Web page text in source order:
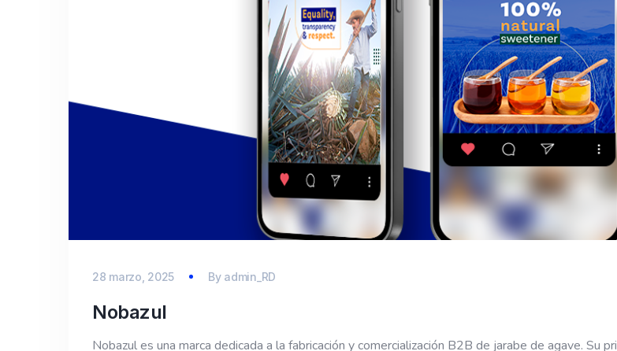
28 marzo, 2025 By admin_RD
Nobazul
Nobazul es una marca dedicada a la fabricación y comercialización B2B de jarabe de agave. Su